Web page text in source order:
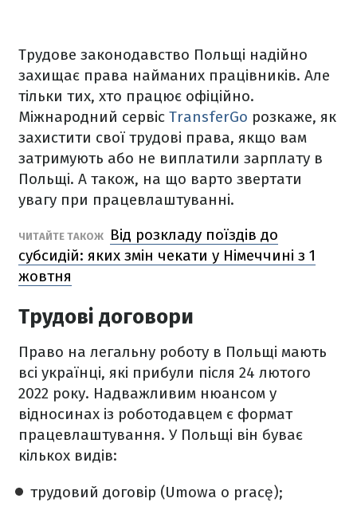
Трудове законодавство Польщі надійно
захищає права найманих працівників. Але
тільки тих, хто працює офіційно.
Міжнародний сервіс TransferGo розкаже, як
захистити свої трудові права, якщо вам
затримують або не виплатили зарплату в
Польщі. А також, на що варто звертати
увагу при працевлаштуванні.
ЧИТАЙТЕ ТАКОЖ
Від розкладу поїздів до
субсидій: яких змін чекати у Німеччині з 1
жовтня
Трудові договори
Право на легальну роботу в Польщі мають
всі українці, які прибули після 24 лютого
2022 року. Надважливим нюансом у
відносинах із роботодавцем є формат
працевлаштування. У Польщі він буває
кількох видів:
трудовий договір (Umowa o pracę);